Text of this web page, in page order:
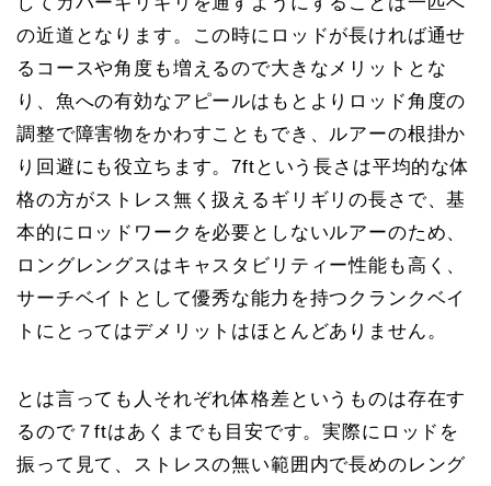
の近道となります。この時にロッドが長ければ通せ
るコースや角度も増えるので大きなメリットとな
り、魚への有効なアピールはもとよりロッド角度の
調整で障害物をかわすこともでき、ルアーの根掛か
り回避にも役立ちます。7ftという長さは平均的な体
格の方がストレス無く扱えるギリギリの長さで、基
本的にロッドワークを必要としないルアーのため、
ロングレングスはキャスタビリティー性能も高く、
サーチベイトとして優秀な能力を持つクランクベイ
トにとってはデメリットはほとんどありません。
とは言っても人それぞれ体格差というものは存在す
るので７ftはあくまでも目安です。実際にロッドを
振って見て、ストレスの無い範囲内で長めのレング